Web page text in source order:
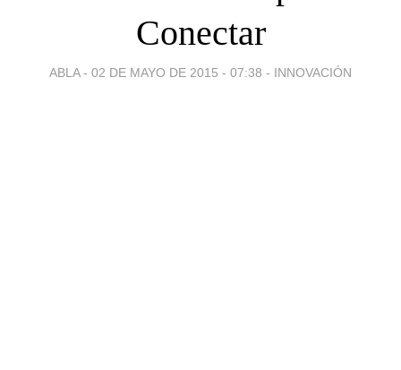
Conectar
ABLA - 02 DE MAYO DE 2015 - 07:38 - INNOVACIÓN